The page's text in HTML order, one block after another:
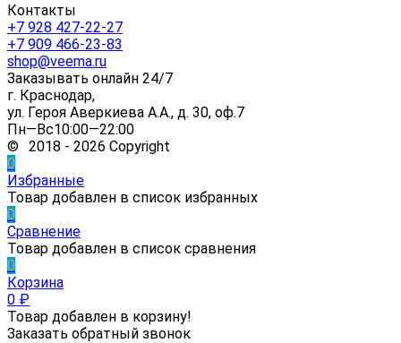
Контакты
+7 928 427-22-27
+7 909 466-23-83
shop@veema.ru
Заказывать онлайн 24/7
г. Краснодар,
ул. Героя Аверкиева А.А., д. 30, оф.7
Пн—Вс10:00—22:00
© 2018 - 2026 Copyright
0
Избранные
Товар добавлен в список избранных
0
Сравнение
Товар добавлен в список сравнения
0
Корзина
0 ₽
Товар добавлен в корзину!
Заказать обратный звонок